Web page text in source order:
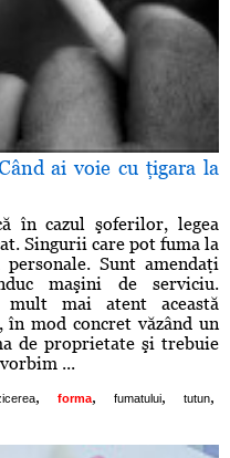
ai voie cu ţigara la
în cazul şoferilor, legea
Singurii care pot fuma la
Sunt amendaţi
maşini de serviciu.
mult mai atent această
mod concret văzând un
de proprietate şi trebuie
...
, forma, fumatului, tutun,